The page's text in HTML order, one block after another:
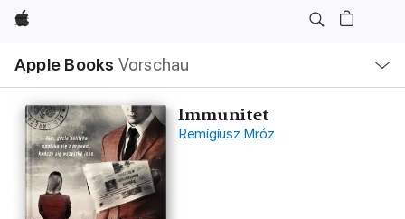
Apple
Apple Books Vorschau
Navigation
Menü
öffnen
Immunitet
Remigiusz Mróz